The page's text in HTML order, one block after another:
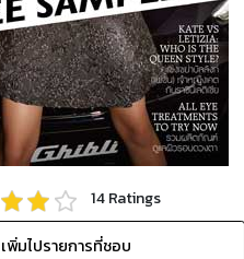
14Ratings
เพิ่มไปรายการที่ชอบ